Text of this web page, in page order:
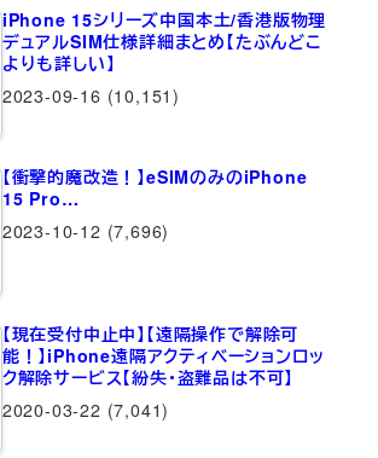
iPhone 15シリーズ中国本土/香港版物理
デュアルSIM仕様詳細まとめ【たぶんどこ
よりも詳しい】
2023-09-16 (10,151)
【衝撃的魔改造！】eSIMのみのiPhone
15 Pro…
2023-10-12 (7,696)
【現在受付中止中】【遠隔操作で解除可
能！】iPhone遠隔アクティベーションロッ
ク解除サービス【紛失・盗難品は不可】
2020-03-22 (7,041)